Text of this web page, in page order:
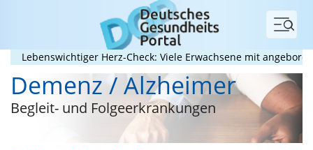
Menü
Herz-Check: Viele Erwachsene mit angeborenem
Demenz / Alzheimer
Begleit- und Folgeerkrankungen